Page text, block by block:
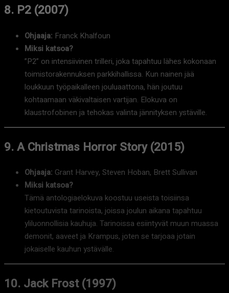
8. P2 (2007)
Ohjaaja: Franck Khalfoun
Miksi katsoa?
”P2” on intensiivinen trilleri, joka tapahtuu lähes kokonaan
toimistorakennuksen parkkihallissa. Kun nainen jää
loukkuun työpaikalleen jouluaattona, hän joutuu
kohtaamaan väkivaltaisen vartijan. Elokuva on
klaustrofobinen ja tehokas valinta jännityksen ystäville.
9. A Christmas Horror Story (2015)
Ohjaaja: Grant Harvey, Steven Hoban, Brett Sullivan
Miksi katsoa?
Tämä antologiaelokuva koostuu useista toisiinsa
kietoutuvista tarinoista, joissa joulun aikana tapahtuu
yliluonnollisia kauhuja. Tarinoissa esiintyvät muun muassa
demonit, aaveet ja Krampus, joten se tarjoaa jotain
jokaiselle kauhun ystävälle.
10. Jack Frost (1997)